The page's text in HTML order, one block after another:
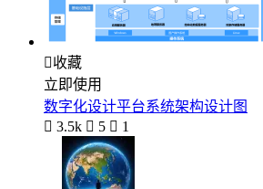
收藏
立即使用
数字化设计平台系统架构设计图
 3.5k  5  1